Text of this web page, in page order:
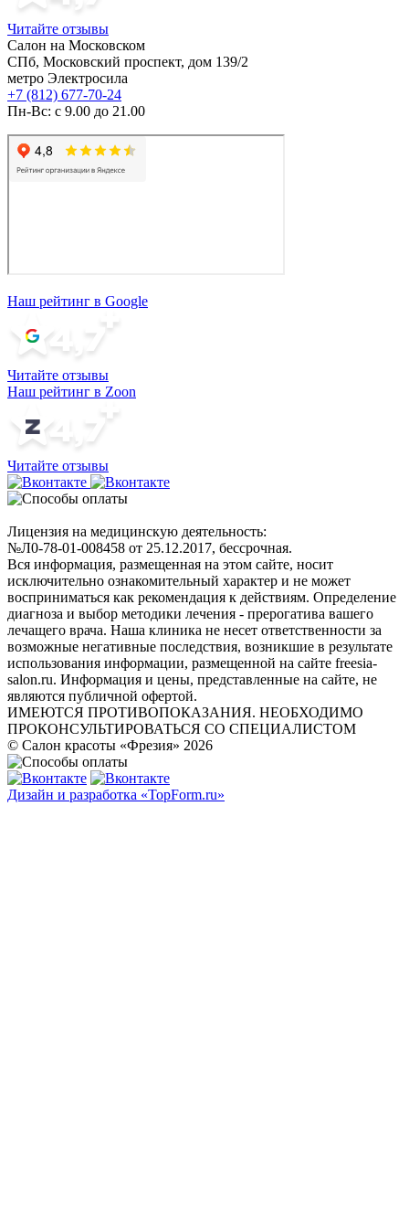
Читайте отзывы
Салон на Московском
СПб, Московский проспект, дом 139/2
метро Электросила
+7 (812) 677-70-24
Пн-Вс: с 9.00 до 21.00
Наш рейтинг в Google
Читайте отзывы
Наш рейтинг в Zoon
Читайте отзывы
Лицензия на медицинскую деятельность:
№Л0-78-01-008458 от 25.12.2017, бессрочная.
Вся информация, размещенная на этом сайте, носит
исключительно ознакомительный характер и не может
восприниматься как рекомендация к действиям. Определение
диагноза и выбор методики лечения - прерогатива вашего
лечащего врача. Наша клиника не несет ответственности за
возможные негативные последствия, возникшие в результате
использования информации, размещенной на сайте freesia-
salon.ru. Информация и цены, представленные на сайте, не
являются публичной офертой.
ИМЕЮТСЯ ПРОТИВОПОКАЗАНИЯ. НЕОБХОДИМО
ПРОКОНСУЛЬТИРОВАТЬСЯ СО СПЕЦИАЛИСТОМ
© Салон красоты «Фрезия» 2026
Дизайн и разработка «TopForm.ru»